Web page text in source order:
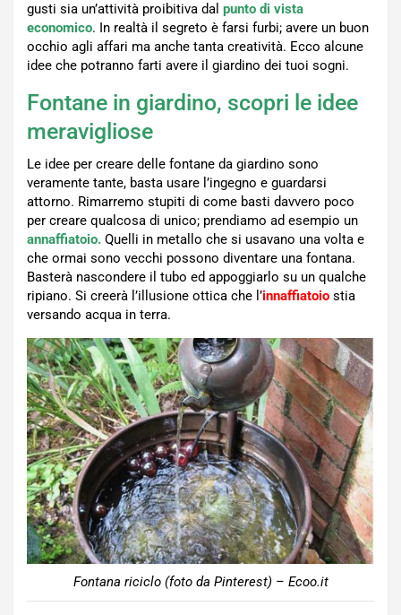
gusti sia un’attività proibitiva dal punto di vista
economico. In realtà il segreto è farsi furbi; avere un buon
occhio agli affari ma anche tanta creatività. Ecco alcune
idee che potranno farti avere il giardino dei tuoi sogni.
Fontane in giardino, scopri le idee
meravigliose
Le idee per creare delle fontane da giardino sono
veramente tante, basta usare l’ingegno e guardarsi
attorno. Rimarremo stupiti di come basti davvero poco
per creare qualcosa di unico; prendiamo ad esempio un
annaffiatoio. Quelli in metallo che si usavano una volta e
che ormai sono vecchi possono diventare una fontana.
Basterà nascondere il tubo ed appoggiarlo su un qualche
ripiano. Si creerà l’illusione ottica che l’innaffiatoio stia
versando acqua in terra.
Fontana riciclo (foto da Pinterest) – Ecoo.it